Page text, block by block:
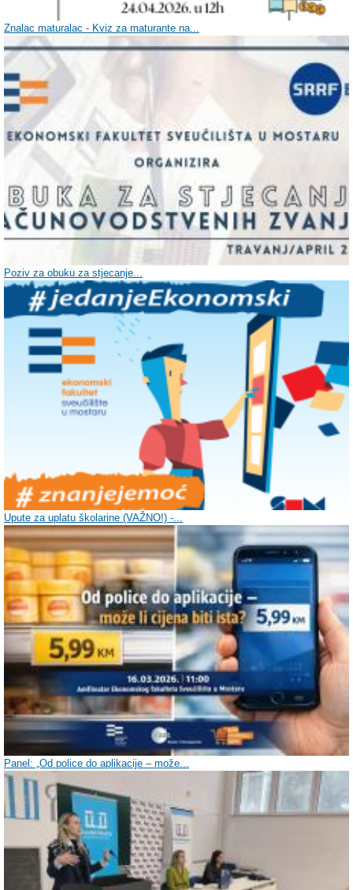
Znalac maturalac - Kviz za maturante na...
Poziv za obuku za stjecanje...
Upute za uplatu školarine (VAŽNO!) -...
Panel: „Od police do aplikacije – može...